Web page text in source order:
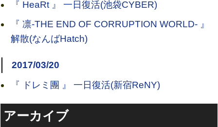
『 HeaRt 』 一日復活(池袋CYBER)
『 凛-THE END OF CORRUPTION WORLD- 』
解散(なんばHatch)
2017/03/20
『 ドレミ團 』 一日復活(新宿ReNY)
アーカイブ